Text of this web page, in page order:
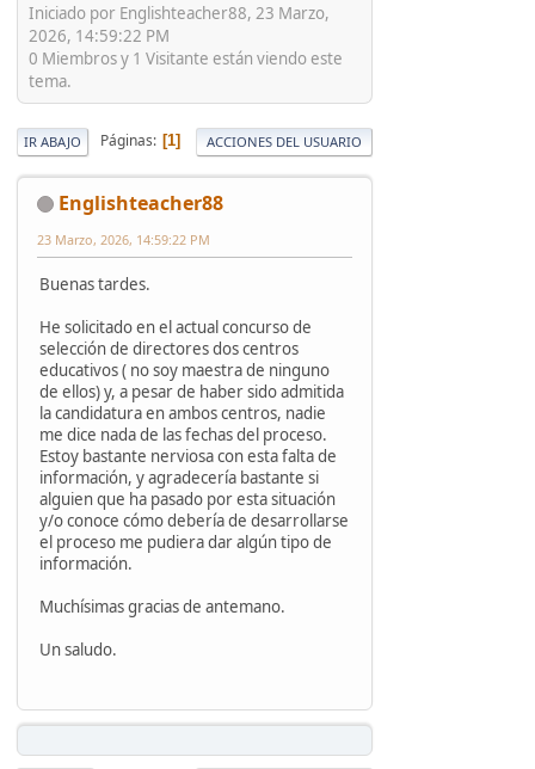
Iniciado por Englishteacher88, 23 Marzo,
2026, 14:59:22 PM
0 Miembros y 1 Visitante están viendo este
tema.
IR ABAJO Páginas 1 ACCIONES DEL USUARIO
Englishteacher88
23 Marzo, 2026, 14:59:22 PM
Buenas tardes.
He solicitado en el actual concurso de
selección de directores dos centros
educativos ( no soy maestra de ninguno
de ellos) y, a pesar de haber sido admitida
la candidatura en ambos centros, nadie
me dice nada de las fechas del proceso.
Estoy bastante nerviosa con esta falta de
información, y agradecería bastante si
alguien que ha pasado por esta situación
y/o conoce cómo debería de desarrollarse
el proceso me pudiera dar algún tipo de
información.
Muchísimas gracias de antemano.
Un saludo.